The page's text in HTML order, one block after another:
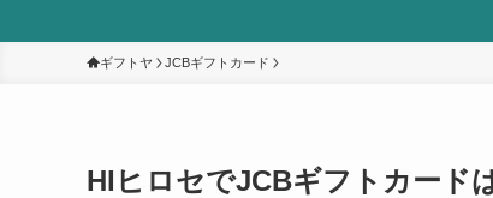
ギフトヤ JCBギフトカード
HIヒロセでJCBギフトカード